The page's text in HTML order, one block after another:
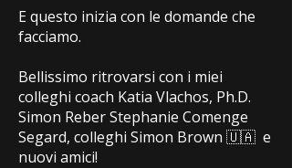
E questo inizia con le domande che
facciamo.
Bellissimo ritrovarsi con i miei
colleghi coach Katia Vlachos, Ph.D.
Simon Reber Stephanie Comenge
Segard, colleghi Simon Brown 🇺🇦 e
nuovi amici!